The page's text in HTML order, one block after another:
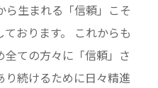
ら生まれる「信頼」こそ
おります。 これからも
ての方々に「信頼」さ
続けるために日々精進